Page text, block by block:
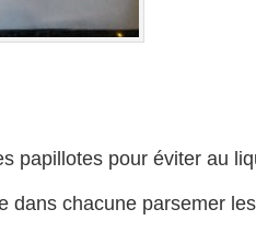
papillotes pour éviter au
dans chacune parsemer